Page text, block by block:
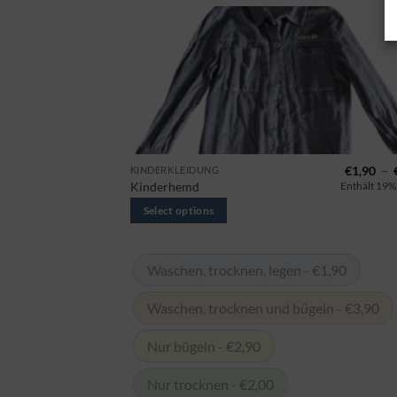
KINDERKLEIDUNG
Kinderhemd
€1,90 –
Enthält 19%
Select options
This
product
has
The
may
chosen
Waschen, trocknen, legen - €1,90
Waschen, trocknen und bügeln - €3,90
Nur bügeln - €2,90
Nur trocknen - €2,00
Preisspanne:
€2,00